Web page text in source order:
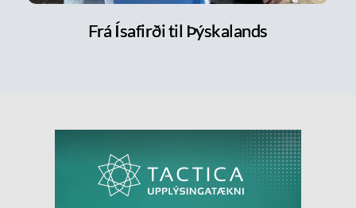
Frá Ísafirði til Þýskalands